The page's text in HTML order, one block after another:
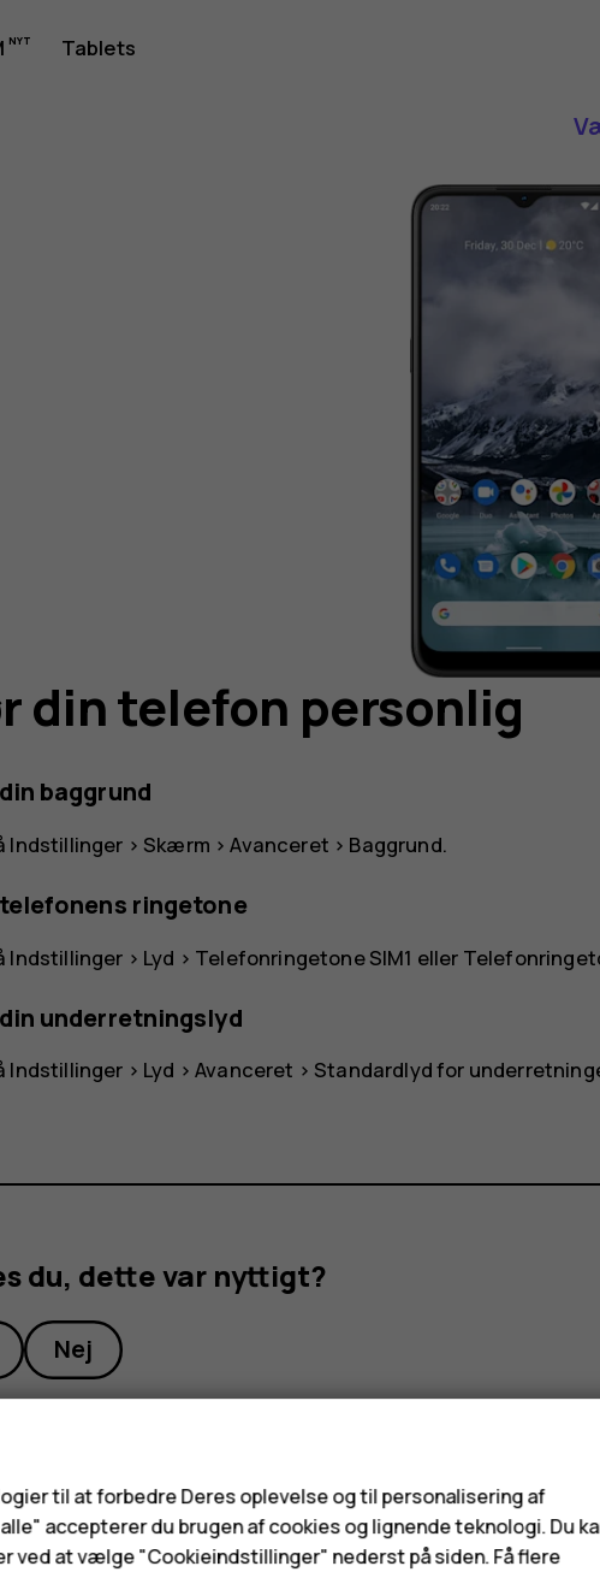
Tablets
din telefon personlig
baggrund
Indstillinger > Skærm >Avanceret > Baggrund.
ringetone
Indstillinger > Lyd > Telefonringetone SIM1 eller
underretningslyd
Indstillinger > Lyd >Avanceret > Standardlyd for
du, dette var nyttigt?
Nej
til at forbedre Deres oplevelse og til personalisering af
accepterer du brugen af cookies og lignende teknologi. Du
ved at vælge "Cookieindstillinger" nederst på siden. Få flere